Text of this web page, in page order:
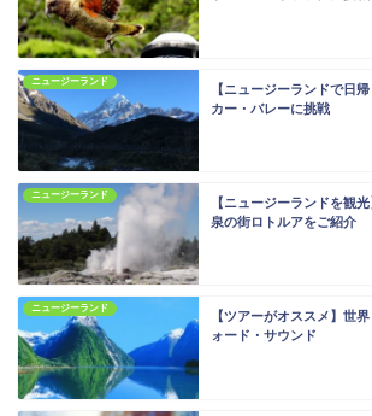
ニュージーランド
【ニュージーランドで日
カー・バレーに挑戦
ニュージーランド
【ニュージーランドを観
泉の街ロトルアをご紹介
ニュージーランド
【ツアーがオススメ】世
ォード・サウンド